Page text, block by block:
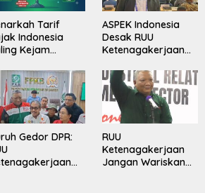
Tarif
Indonesia
Kejam
ASPEK Indonesia
Desak RUU
Ketenagakerjaan
Perlindungan
Pekerja dan Jamin
Hak Pesangon
Gedor DPR:
RUU
Ketenagakerjaan
Jangan Wariskan